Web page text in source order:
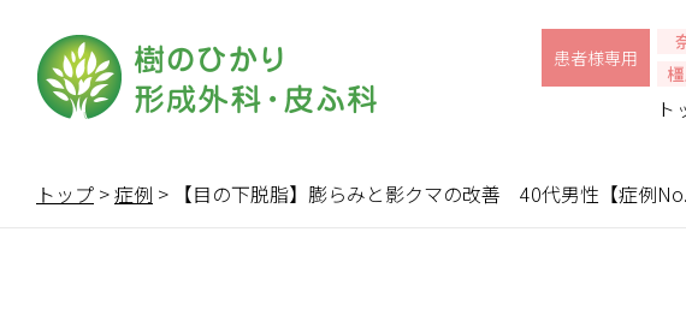
患者様専用
ト
トップ >症例 > 【目の下脱脂】膨らみと影クマの改善 40代男性【症例